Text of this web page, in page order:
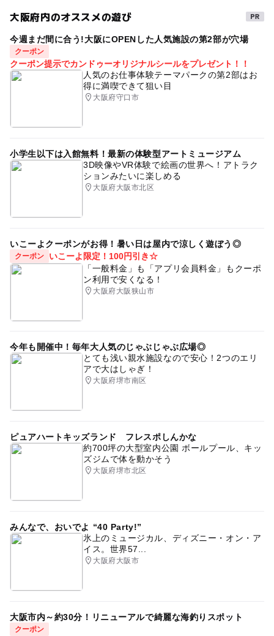
大阪府内のオススメの遊び
今週まだ間に合う!大阪にOPENした人気施設の第2部が穴場
クーポン
クーポン提示でカンドゥーオリジナルシールをプレゼント！！
人気のお仕事体験テーマパークの第2部はお
得に満喫できて狙い目
大阪府守口市
小学生以下は入館無料！最新の体験型アートミュージアム
3D映像やVR体験で絵画の世界へ！アトラク
ションみたいに楽しめる
大阪府大阪市北区
いこーよクーポンがお得！暑い日は屋内で涼しく遊ぼう◎
クーポン
いこーよ限定！100円引き☆
「一般料金」も「アプリ会員料金」もクーポ
ン利用で安くなる！
大阪府大阪狭山市
今年も開催中！毎年大人気のじゃぶじゃぶ広場◎
とても浅い親水施設なので安心！2つのエリ
アで大はしゃぎ！
大阪府堺市南区
ピュアハートキッズランド フレスポしんかな
約700坪の大型室内公園 ボールプール、キッ
ズジムで体を動かそう
大阪府堺市北区
みんなで、おいでよ “40 Party!”
氷上のミュージカル、ディズニー・オン・ア
イス。世界57...
大阪府大阪市
大阪市内～約30分！リニューアルで綺麗な海釣りスポット
クーポン